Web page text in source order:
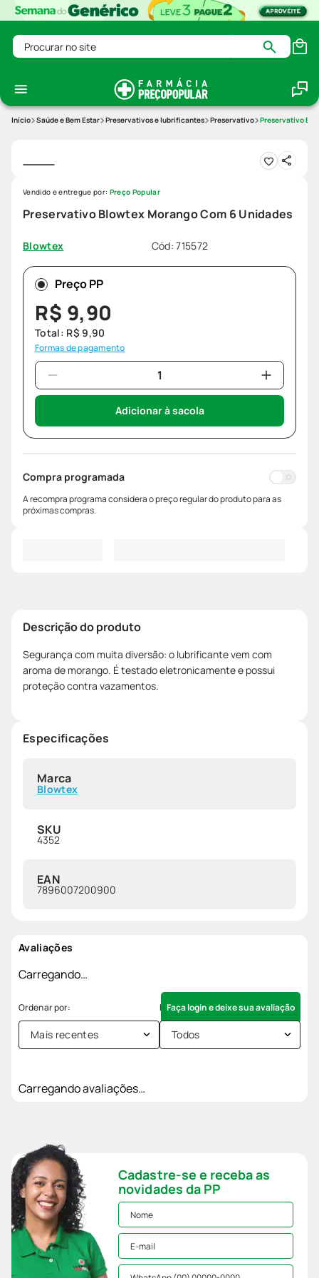
Procurar no site
Saúde e Bem Estar Preservativos e lubrificantes Preservativo Preservativo
Preservativo Blowtex Morango Com 6 Unidades
Blowtex Cód:715572
Vendido e entregue por: Preço Popular
Preço PP
R$ 9,90
Total: R$ 9,90
Formas de pagamento
Adicionar à sacola
Compra programada
A recompra programa considera o preço regular do produto para as
próximas compras.
Descrição do produto
Segurança com muita diversão: o lubrificante vem com
aroma de morango. É testado eletronicamente e possui
proteção contra vazamentos.
Especificações
Marca
Blowtex
SKU
4352
EAN
7896007200900
Avaliações
Carregando…
Faça login e deixe sua avaliação
Mais recentes Todos
Carregando avaliações…
Cadastre-se e receba as
novidades da PP